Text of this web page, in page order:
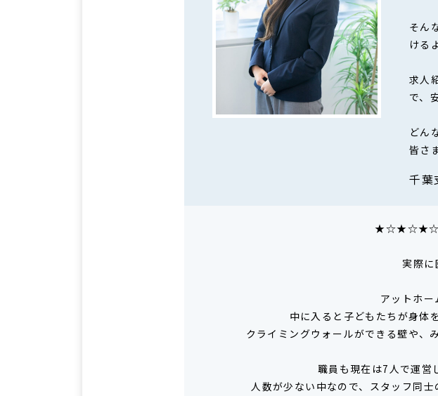
そん
ける
求人
で、
どん
皆さ
千葉
実際に
アットホ
中に入ると子どもたちが身体
クライミングウォールができる壁や
職員も現在は7人で運
人数が少ない中なので、スタッフ同